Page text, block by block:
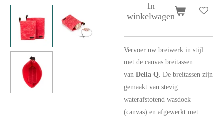
In
winkelwagen
Vervoer uw breiwerk in stijl
met de canvas breitassen
van Della Q . De breitassen zijn
gemaakt van stevig
waterafstotend wasdoek
(canvas) en afgewerkt met